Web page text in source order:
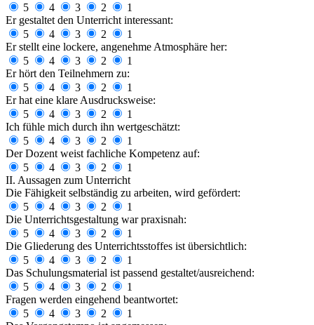
5
4 3 2
1
Er gestaltet den Unterricht interessant:
5
4 3 2
1
Er stellt eine lockere, angenehme Atmosphäre her:
5
4 3 2
1
Er hört den Teilnehmern zu:
5
4 3 2
1
Er hat eine klare Ausdrucksweise:
5
4 3 2
1
Ich fühle mich durch ihn wertgeschätzt:
5
4 3 2
1
Der Dozent weist fachliche Kompetenz auf:
5
4 3 2
1
II. Aussagen zum Unterricht
Die Fähigkeit selbständig zu arbeiten, wird gefördert:
5
4 3 2
1
Die Unterrichtsgestaltung war praxisnah:
5
4 3 2
1
Die Gliederung des Unterrichtsstoffes ist übersichtlich:
5
4 3 2
1
Das Schulungsmaterial ist passend gestaltet/ausreichend:
5
4 3 2
1
Fragen werden eingehend beantwortet:
5
4 3 2
1